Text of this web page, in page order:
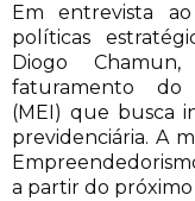
Em entrevista
políticas
Diogo
faturamento do
(MEI) que busca
previdenciária. A
a partir do próximo